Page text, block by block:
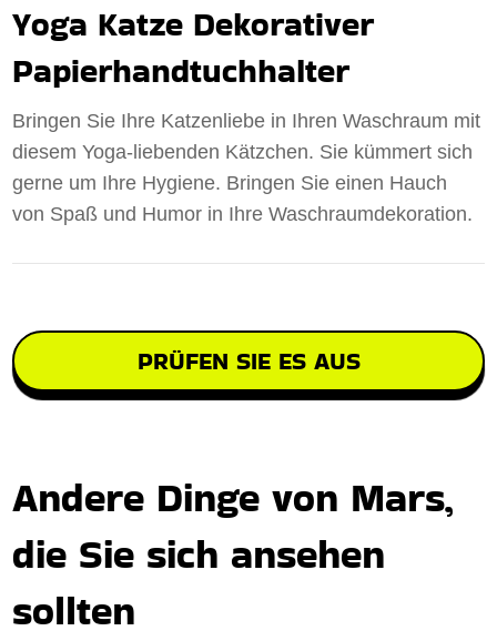
Yoga Katze Dekorativer
Papierhandtuchhalter
Bringen Sie Ihre Katzenliebe in Ihren Waschraum mit
diesem Yoga-liebenden Kätzchen. Sie kümmert sich
gerne um Ihre Hygiene. Bringen Sie einen Hauch
von Spaß und Humor in Ihre Waschraumdekoration.
PRÜFEN SIE ES AUS
Andere Dinge von Mars,
die Sie sich ansehen
sollten